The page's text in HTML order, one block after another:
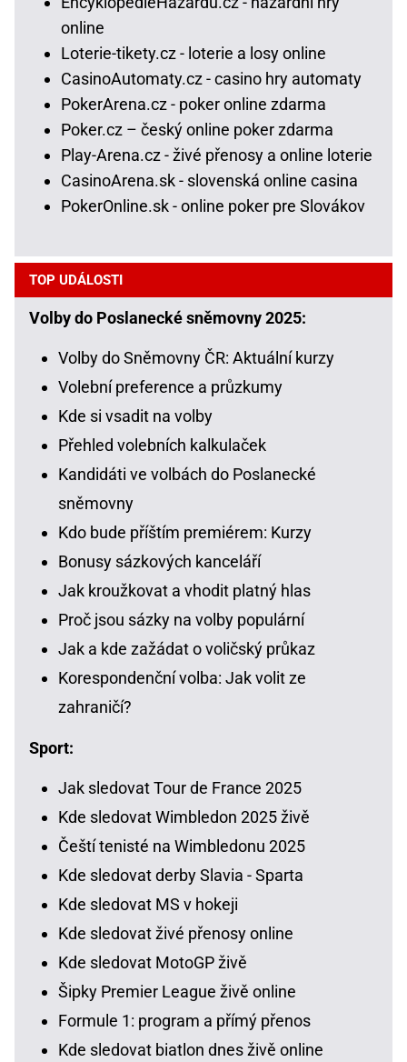
online
Loterie-tikety.cz - loterie a losy online
CasinoAutomaty.cz - casino hry automaty
PokerArena.cz - poker online zdarma
Poker.cz – český online poker zdarma
Play-Arena.cz - živé přenosy a online loterie
CasinoArena.sk - slovenská online casina
PokerOnline.sk - online poker pre Slovákov
TOP UDÁLOSTI
Volby do Poslanecké sněmovny 2025:
Volby do Sněmovny ČR: Aktuální kurzy
Volební preference a průzkumy
Kde si vsadit na volby
Přehled volebních kalkulaček
Kandidáti ve volbách do Poslanecké
sněmovny
Kdo bude příštím premiérem: Kurzy
Bonusy sázkových kanceláří
Jak kroužkovat a vhodit platný hlas
Proč jsou sázky na volby populární
Jak a kde zažádat o voličský průkaz
Korespondenční volba: Jak volit ze
zahraničí?
Sport:
Jak sledovat Tour de France 2025
Kde sledovat Wimbledon 2025 živě
Čeští tenisté na Wimbledonu 2025
Kde sledovat derby Slavia - Sparta
Kde sledovat MS v hokeji
Kde sledovat živé přenosy online
Kde sledovat MotoGP živě
Šipky Premier League živě online
Formule 1: program a přímý přenos
Kde sledovat biatlon dnes živě online